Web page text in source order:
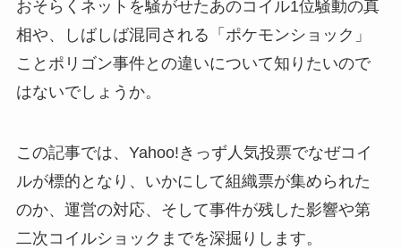
おそらくネットを騒がせたあのコイル1位騒動の真
相や、しばしば混同される「ポケモンショック」
ことポリゴン事件との違いについて知りたいので
はないでしょうか。
この記事では、Yahoo!きっず人気投票でなぜコイ
ルが標的となり、いかにして組織票が集められた
のか、運営の対応、そして事件が残した影響や第
二次コイルショックまでを深掘りします。